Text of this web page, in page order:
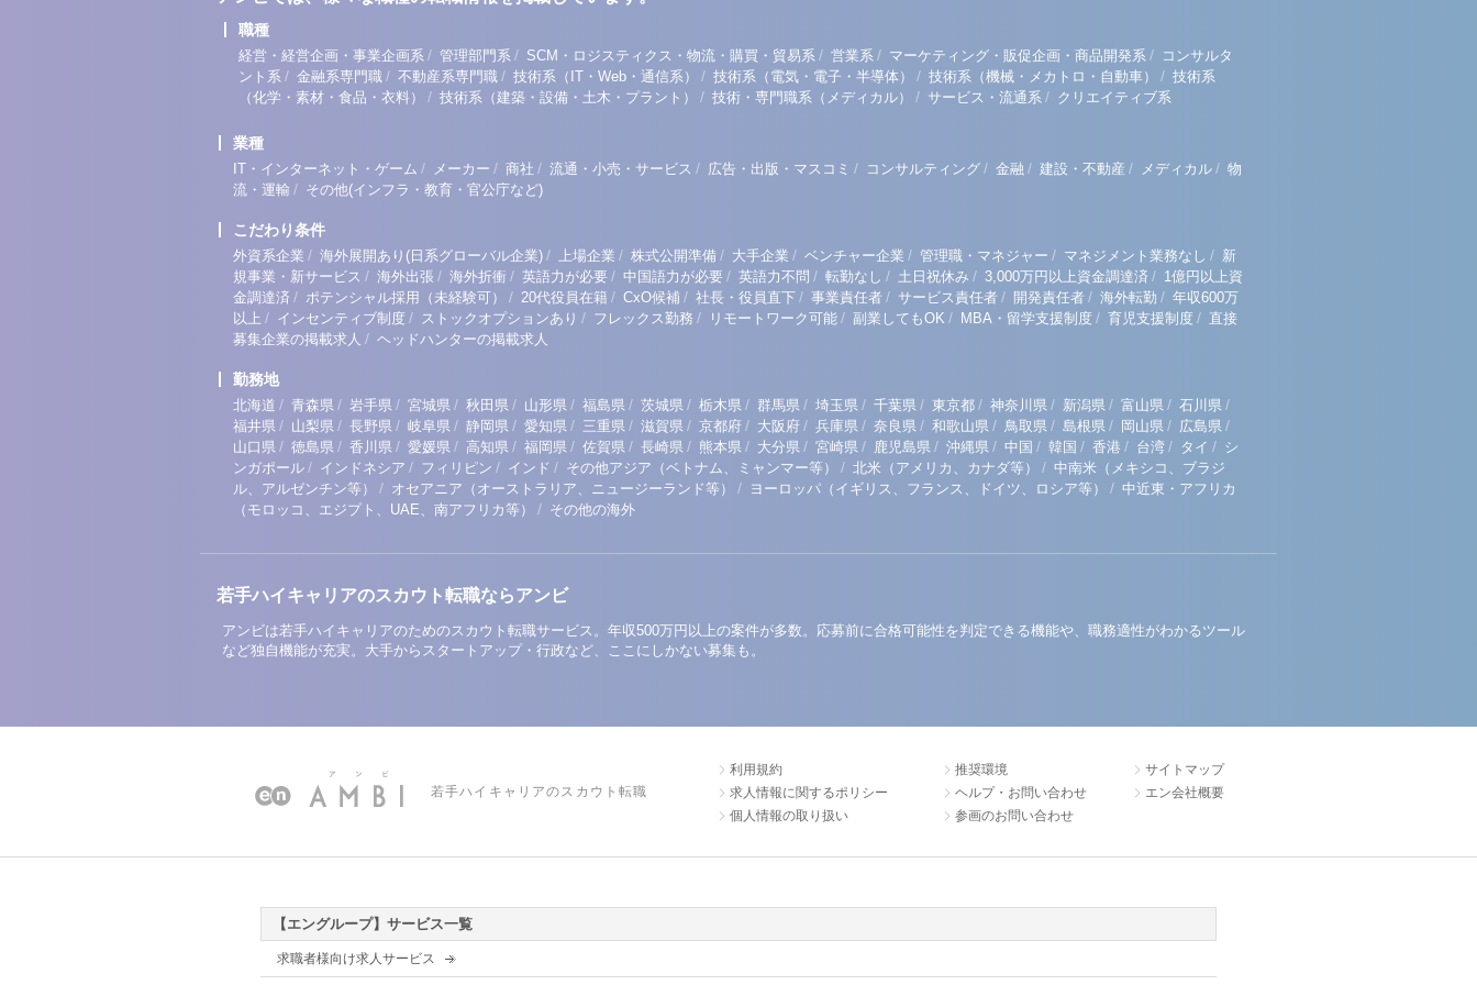
職種
経営・経営企画・事業企画系 / 管理部門系 / SCM・ロジスティクス・物流・購買・貿易系 / 営業系 / マーケティング・販促企画・商品開発系 / コンサルタ
ント系 / 金融系専門職 / 不動産系専門職 / 技術系（IT・Web・通信系） / 技術系（電気・電子・半導体） / 技術系（機械・メカトロ・自動車） / 技術系
（化学・素材・食品・衣料）
/ 技術系（建築・設備・土木・プラント） / 技術・専門職系（メディカル） / サービス・流通系 / クリエイティブ系
業種
IT・インターネット・ゲーム / メーカー / 商社 / 流通・小売・サービス / 広告・出版・マスコミ / コンサルティング / 金融 / 建設・不動産 / メディカル / 物
流・運輸 / その他(インフラ・教育・官公庁など)
こだわり条件
外資系企業 / 海外展開あり(日系グローバル企業) / 上場企業 / 株式公開準備 / 大手企業 / ベンチャー企業 / 管理職・マネジャー / マネジメント業務なし / 新
規事業・新サービス / 海外出張 / 海外折衝 / 英語力が必要 / 中国語力が必要 / 英語力不問 / 転勤なし / 土日祝休み / 3,000万円以上資金調達済 / 1億円以上資
金調達済 / ポテンシャル採用（未経験可） / 20代役員在籍 / CxO候補 / 社長・役員直下 / 事業責任者 / サービス責任者 / 開発責任者 / 海外転勤 / 年収600万
以上 / インセンティブ制度 / ストックオプションあり / フレックス勤務 / リモートワーク可能 / 副業してもOK / MBA・留学支援制度 / 育児支援制度 / 直接
募集企業の掲載求人 / ヘッドハンターの掲載求人
勤務地
北海道 / 青森県 / 岩手県 / 宮城県 / 秋田県 / 山形県 / 福島県 / 茨城県 / 栃木県 / 群馬県 / 埼玉県 / 千葉県 / 東京都 / 神奈川県 / 新潟県 / 富山県 / 石川県 /
福井県 / 山梨県 / 長野県 / 岐阜県 / 静岡県 / 愛知県 / 三重県 / 滋賀県 / 京都府 / 大阪府 / 兵庫県 / 奈良県 / 和歌山県 / 鳥取県 / 島根県 / 岡山県 / 広島県 /
山口県 / 徳島県 / 香川県 / 愛媛県 / 高知県 / 福岡県 / 佐賀県 / 長崎県 / 熊本県 / 大分県 / 宮崎県 / 鹿児島県 / 沖縄県 / 中国 / 韓国 / 香港 / 台湾 / タイ / シ
ンガポール / インドネシア / フィリピン / インド / その他アジア（ベトナム、ミャンマー等） / 北米（アメリカ、カナダ等） / 中南米（メキシコ、ブラジ
ル、アルゼンチン等）
/ オセアニア（オーストラリア、ニュージーランド等） / ヨーロッパ（イギリス、フランス、ドイツ、ロシア等） / 中近東・アフリカ
（モロッコ、エジプト、UAE、南アフリカ等）
/ その他の海外
若手ハイキャリアのスカウト転職ならアンビ
アンビは若手ハイキャリアのためのスカウト転職サービス。年収500万円以上の案件が多数。応募前に合格可能性を判定できる機能や、職務適性がわかるツール
など独自機能が充実。大手からスタートアップ・行政など、ここにしかない募集も。
若手ハイキャリアのスカウト転職
利用規約
求人情報に関するポリシー
個人情報の取り扱い
推奨環境
ヘルプ・お問い合わせ
参画のお問い合わせ
サイトマップ
エン会社概要
【エングループ】サービス一覧
求職者様向け求人サービス